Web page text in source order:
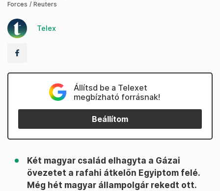
Forces / Reuters
Telex
Állítsd be a Telexet
megbízható forrásnak!
Beállítom
Két magyar család elhagyta a Gázai
övezetet a rafahi átkelőn Egyiptom felé.
Még hét magyar állampolgár rekedt ott.